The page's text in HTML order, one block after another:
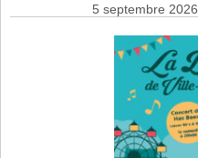
5 septembre 2026